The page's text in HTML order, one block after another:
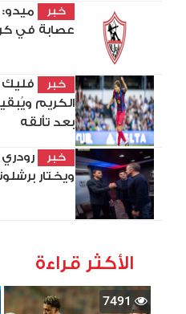
خبر
عصابة في
خبر
فليك
الكريم
بعد تألقه
خبر
ويختار
الأكثر قراءة
7491